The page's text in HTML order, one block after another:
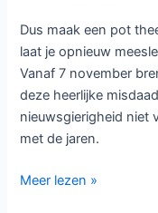
Dus maak een pot
laat je opnieuw
Vanaf 7 november
deze heerlijke
nieuwsgierigheid niet
met de jaren.
Harry
Meer lezen »